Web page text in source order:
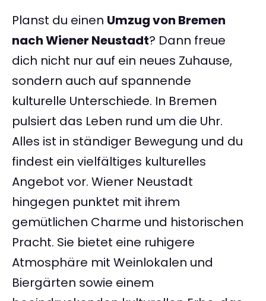
Planst du einen Umzug von Bremen
nach Wiener Neustadt? Dann freue
dich nicht nur auf ein neues Zuhause,
sondern auch auf spannende
kulturelle Unterschiede. In Bremen
pulsiert das Leben rund um die Uhr.
Alles ist in ständiger Bewegung und du
findest ein vielfältiges kulturelles
Angebot vor. Wiener Neustadt
hingegen punktet mit ihrem
gemütlichen Charme und historischen
Pracht. Sie bietet eine ruhigere
Atmosphäre mit Weinlokalen und
Biergärten sowie einem